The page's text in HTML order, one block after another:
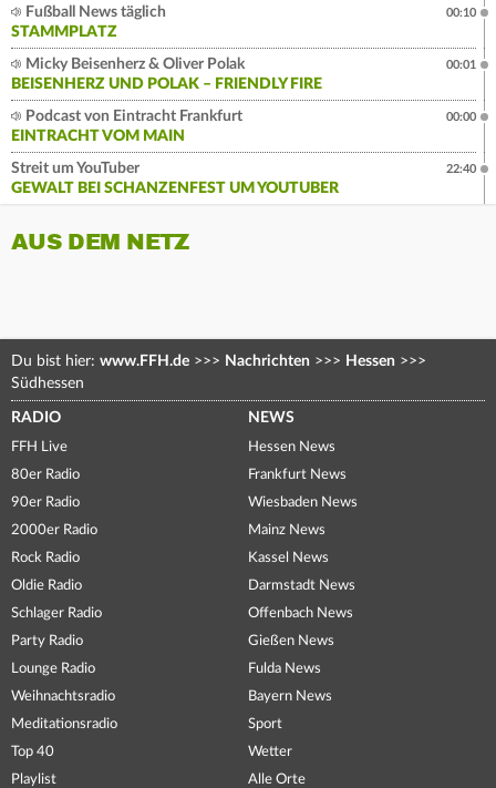
Fußball News täglich
STAMMPLATZ
00:10
Micky Beisenherz & Oliver Polak
BEISENHERZ UND POLAK – FRIENDLY FIRE
00:01
Podcast von Eintracht Frankfurt
EINTRACHT VOM MAIN
00:00
Streit um YouTuber
GEWALT BEI SCHANZENFEST UM YOUTUBER
22:40
AUS DEM NETZ
Du bist hier: www.FFH.de >>> Nachrichten >>> Hessen >>>
Südhessen
RADIO
FFH Live
80er Radio
90er Radio
2000er Radio
Rock Radio
Oldie Radio
Schlager Radio
Party Radio
Lounge Radio
Weihnachtsradio
Meditationsradio
Top 40
Playlist
NEWS
Hessen News
Frankfurt News
Wiesbaden News
Mainz News
Kassel News
Darmstadt News
Offenbach News
Gießen News
Fulda News
Bayern News
Sport
Wetter
Alle Orte